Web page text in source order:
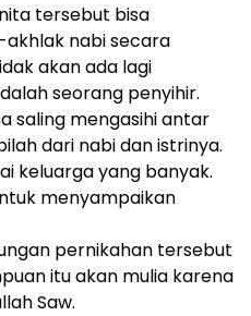
tersebut bisa
nabi secara
akan ada lagi
seorang penyihir.
saling mengasihi antar
dari nabi dan istrinya.
keluarga yang banyak.
menyampaikan
pernikahan tersebut
itu akan mulia karena
Saw.